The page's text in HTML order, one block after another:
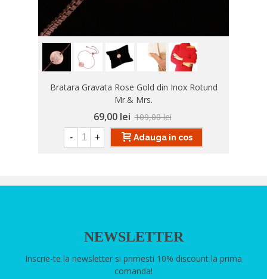
Bratara Gravata Rose Gold din Inox Rotund
Mr.& Mrs.
69,00 lei 109,00 lei
- + Adauga in cos
NEWSLETTER
Inscrie-te la newsletter si primesti 10% discount la prima
comanda!